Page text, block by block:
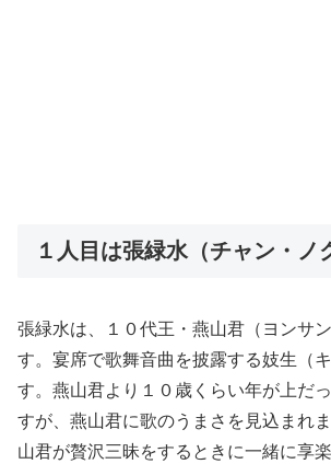
１人目は張緑水（チャン・ノ
張緑水は、１０代王・燕山君（ヨンサ
す。宴席で歌舞音曲を披露する妓生（
す。燕山君より１０歳くらい年が上だ
すが、燕山君に歌のうまさを見込まれ
山君が贅沢三昧をするときに一緒に享